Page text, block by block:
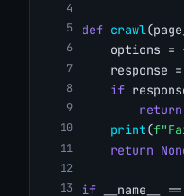
def crawl
options =
response
if
return
print(
return
if __name__ ==